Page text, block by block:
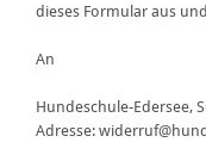
dieses Formular aus
An
Hundeschule-Edersee,
Adresse: